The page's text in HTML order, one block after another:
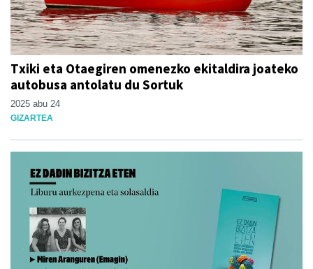
Txiki eta Otaegiren omenezko ekitaldira joateko
autobusa antolatu du Sortuk
2025 abu 24
GIZARTEA